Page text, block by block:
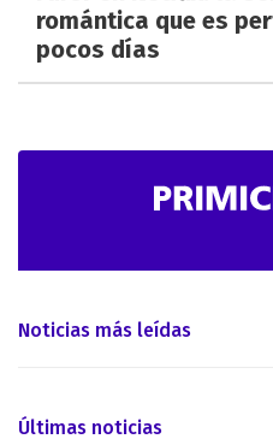
romántica que es
pocos días
Noticias más leídas
Últimas noticias